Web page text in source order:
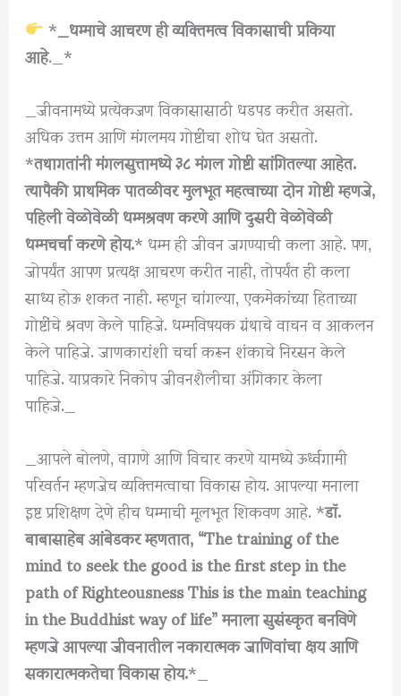
*_धम्माचे आचरण ही व्यक्तिमत्व विकासाची प्रकिया
आहे._*
_जीवनामध्ये प्रत्येकजण विकासासाठी धडपड करीत असतो.
अधिक उत्तम आणि मंगलमय गोष्टींचा शोध घेत असतो.
*तथागतांनी मंगलसुत्तामध्ये ३८ मंगल गोष्टी सांगितल्या आहेत.
त्यापैकी प्राथमिक पातळीवर मुलभूत महत्वाच्या दोन गोष्टी म्हणजे,
पहिली वेळोवेळी धम्मश्रवण करणे आणि दुसरी वेळोवेळी
धम्मचर्चा करणे होय.* धम्म ही जीवन जगण्याची कला आहे. पण,
जोपर्यंत आपण प्रत्यक्ष आचरण करीत नाही, तोपर्यंत ही कला
साध्य होऊ शकत नाही. म्हणून चांगल्या, एकमेकांच्या हिताच्या
गोष्टींचे श्रवण केले पाहिजे. धम्मविषयक ग्रंथाचे वाचन व आकलन
केले पाहिजे. जाणकारांशी चर्चा करून शंकाचे निरसन केले
पाहिजे. याप्रकारे निकोप जीवनशैलीचा अंगिकार केला
पाहिजे._
_आपले बोलणे, वागणे आणि विचार करणे यामध्ये ऊर्ध्वगामी
परिवर्तन म्हणजेच व्यक्तिमत्वाचा विकास होय. आपल्या मनाला
इष्ट प्रशिक्षण देणे हीच धम्माची मूलभूत शिकवण आहे. *डॉ.
बाबासाहेब आंबेडकर म्हणतात, “The training of the
mind to seek the good is the first step in the
path of Righteousness This is the main teaching
in the Buddhist way of life” मनाला सुसंस्कृत बनविणे
म्हणजे आपल्या जीवनातील नकारात्मक जाणिवांचा क्षय आणि
सकारात्मकतेचा विकास होय.*_